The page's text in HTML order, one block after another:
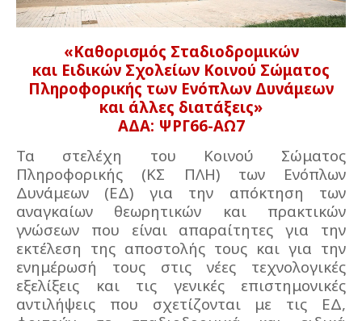
«Καθορισμός Σταδιοδρομικών
και Ειδικών Σχολείων Κοινού Σώματος
Πληροφορικής των Ενόπλων Δυνάμεων
και άλλες διατάξεις»
ΑΔΑ: ΨΡΓ66-ΑΩ7
Τα στελέχη του Κοινού Σώματος
Πληροφορικής (ΚΣ ΠΛΗ) των Ενόπλων
Δυνάμεων (ΕΔ) για την απόκτηση των
αναγκαίων θεωρητικών και πρακτικών
γνώσεων που είναι απαραίτητες για την
εκτέλεση της αποστολής τους και για την
ενημέρωσή τους στις νέες τεχνολογικές
εξελίξεις και τις γενικές επιστημονικές
αντιλήψεις που σχετίζονται με τις ΕΔ,